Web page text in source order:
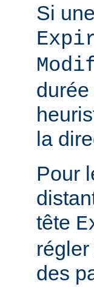
Si
la
Pour
tête
des